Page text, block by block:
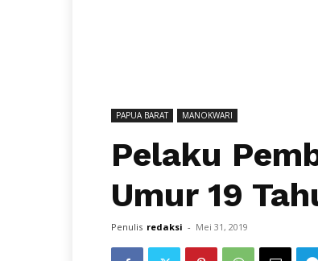
PAPUA BARAT MANOKWARI
Pelaku
Umur 19
Penulis redaksi - Mei 31, 2019